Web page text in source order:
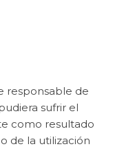
responsable de
sufrir el
como resultado
de la utilización